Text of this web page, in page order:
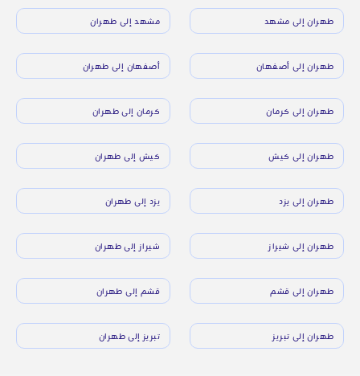
طهران إلى مشهد مشهد إلى طهران
طهران إلى أصفهان أصفهان إلى طهران
طهران إلى كرمان كرمان إلى طهران
طهران إلى كيش كيش إلى طهران
طهران إلى يزد يزد إلى طهران
طهران إلى شيراز شيراز إلى طهران
طهران إلى قشم قشم إلى طهران
طهران إلى تبريز تبريز إلى طهران